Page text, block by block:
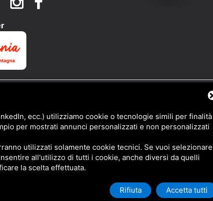
ecc.) utilizziamo cookie o tecnologie simili per finalità
per mostrati annunci personalizzati e non personalizzati
utilizzati solamente cookie tecnici. Se vuoi
all'utilizzo di tutti i cookie, anche diversi da quelli
la scelta effettuata.
Rifiuta Accetta tutti